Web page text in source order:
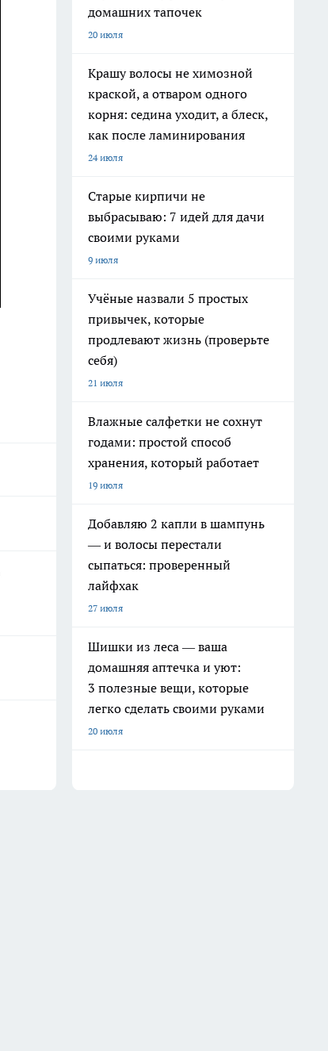
домашних тапочек
20 июля
Крашу волосы не химозной
краской, а отваром одного
корня: седина уходит, а блеск,
как после ламинирования
24 июля
Старые кирпичи не
выбрасываю: 7 идей для дачи
своими руками
9 июля
Учёные назвали 5 простых
привычек, которые
продлевают жизнь (проверьте
себя)
21 июля
Влажные салфетки не сохнут
годами: простой способ
хранения, который работает
19 июля
Добавляю 2 капли в шампунь
— и волосы перестали
сыпаться: проверенный
лайфхак
27 июля
Шишки из леса — ваша
домашняя аптечка и уют:
3 полезные вещи, которые
легко сделать своими руками
20 июля